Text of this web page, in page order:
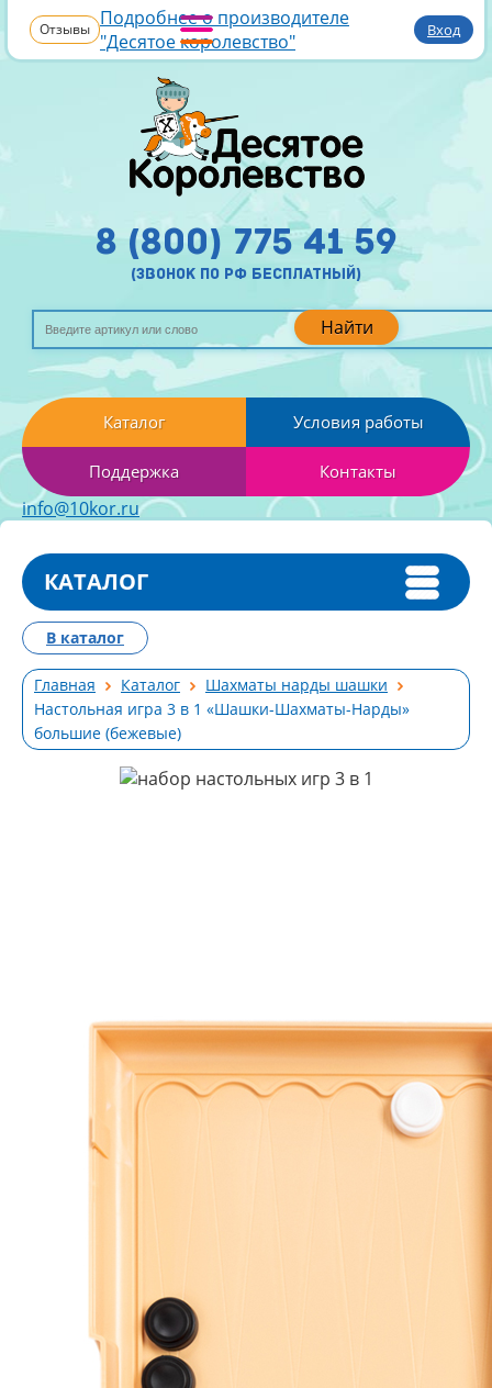
Отзывы Подробнее о производителе
"Десятое королевство"
Вход
Найти
8 (800) 775 41 59
(звонок по рф бесплатный)
Каталог Условия работы
Поддержка Контакты
info@10kor.ru
КАТАЛОГ
Главная Каталог
Шахматы нарды шашки
Настольная игра 3 в 1 «Шашки-Шахматы-Нарды»
большие (бежевые)
В каталог